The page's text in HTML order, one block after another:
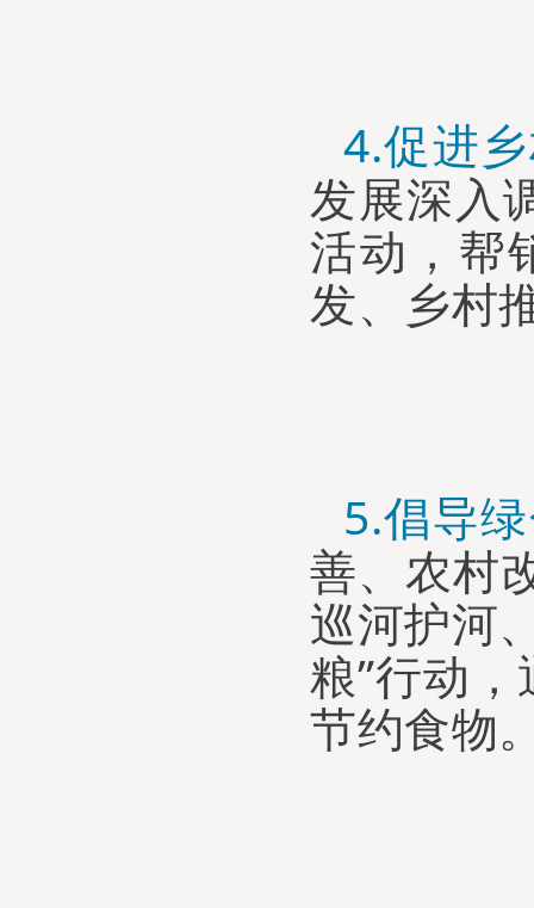
4.促进
发展深入
活动 ， 帮
发、乡村
5.倡导
善、 农村
巡河护河
粮”行动 ，
节约食物